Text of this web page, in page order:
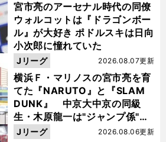
宮市亮のアーセナル時代の同僚
ウォルコットは『ドラゴンボー
ル』が大好き ポドルスキは日向
小次郎に憧れていた
横浜Ｆ・マリノスの宮市亮を育
てた『NARUTO』と『SLAM
DUNK』 中京大中京の同級
生・木原龍一は"ジャンプ係"だ
った
2026.08.07更新
Jリーグ
2026.08.06更新
Jリーグ